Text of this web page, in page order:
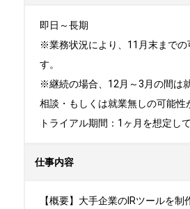
即日～長期
※業務状況により、11月末までの
す。
※継続の場合、12月～3月の間は
相談・もしくは就業無しの可能性
トライアル期間：1ヶ月を想定し
仕事内容
【概要】大手企業のIRツールを